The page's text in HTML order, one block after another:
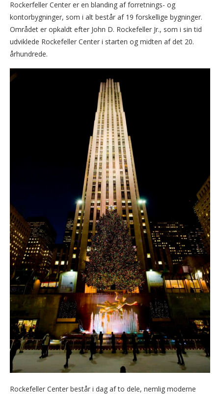
Rockerfeller Center er en blanding af forretnings- og
kontorbygninger, som i alt består af 19 forskellige bygninger.
Området er opkaldt efter John D. Rockefeller Jr., som i sin tid
udviklede Rockefeller Center i starten og midten af det 20.
århundrede.
Rockefeller Center består i dag af to dele, nemlig moderne